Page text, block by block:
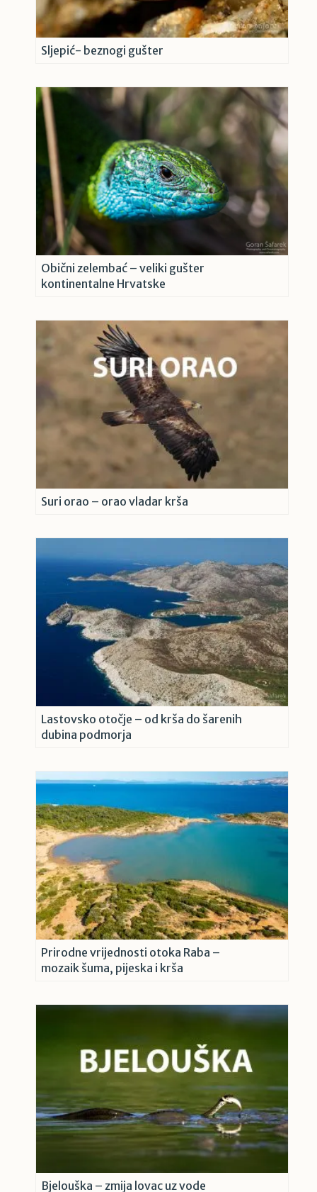
Sljepić- beznogi gušter
Obični zelembać – veliki gušter
kontinentalne Hrvatske
Suri orao – orao vladar krša
Lastovsko otočje – od krša do šarenih
dubina podmorja
Prirodne vrijednosti otoka Raba –
mozaik šuma, pijeska i krša
Bjelouška – zmija lovac uz vode